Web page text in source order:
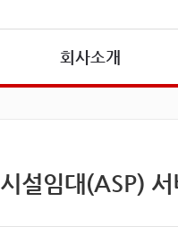
회사소개
시설임대(ASP) 서